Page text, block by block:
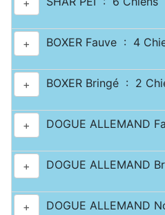
+
+ BOXER Fauve : 4
+ BOXER Bringé : 2
+ DOGUE ALLEMAND
+ DOGUE ALLEMAND
+ DOGUE ALLEMAND